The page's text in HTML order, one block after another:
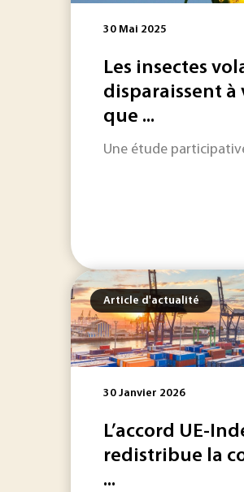
30 Mai 2025
Les insectes
disparaissent à
que ...
Une étude
Article d'actualité
30 Janvier 2026
L’accord UE-
redistribue la
...